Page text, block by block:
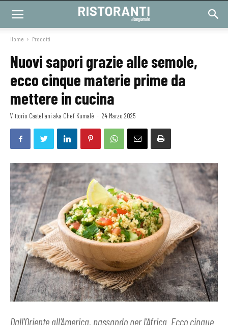
Home Prodotti
Nuovi sapori grazie alle semole,
ecco cinque materie prime da
mettere in cucina
Vittorio Castellani aka Chef Kumalè - 24 Marzo 2025
Dall'Oriente all'America, passando per l'Africa. Ecco cinque